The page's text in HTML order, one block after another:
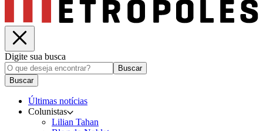
Digite sua busca
Buscar
Buscar
Últimas notícias
Colunistas
Lilian Tahan